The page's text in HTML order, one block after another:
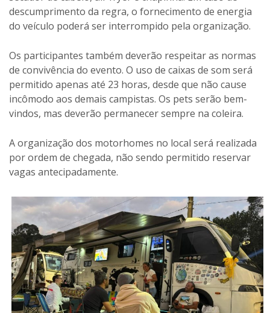
descumprimento da regra, o fornecimento de energia
do veículo poderá ser interrompido pela organização.
Os participantes também deverão respeitar as normas
de convivência do evento. O uso de caixas de som será
permitido apenas até 23 horas, desde que não cause
incômodo aos demais campistas. Os pets serão bem-
vindos, mas deverão permanecer sempre na coleira.
A organização dos motorhomes no local será realizada
por ordem de chegada, não sendo permitido reservar
vagas antecipadamente.